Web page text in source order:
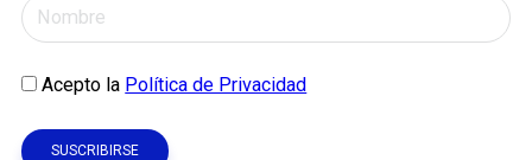
Acepto la Política de Privacidad